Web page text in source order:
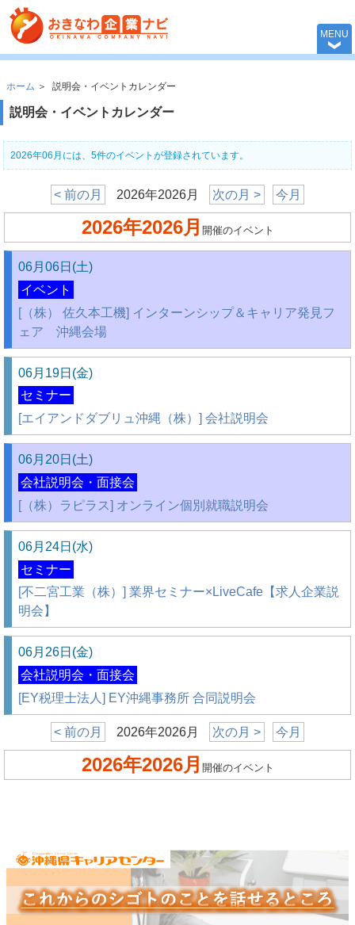
おきなわ企業
MENU
ホーム ＞ 説明会・イベントカレンダー
説明会・イベントカレンダー
2026年06月には、5件のイベントが登録されています。
< 前の月 2026年2026月 次の月 > 今月
2026年2026月 開催のイベント
06月06日(土)
イベント
[（株） 佐久本工機] インターンシップ＆キャリア発見フ
ェア 沖縄会場
06月19日(金)
セミナー
[エイアンドダブリュ沖縄（株）] 会社説明会
06月20日(土)
会社説明会・面接会
[（株）ラピラス] オンライン個別就職説明会
06月24日(水)
セミナー
[不二宮工業（株）] 業界セミナー×LiveCafe【求人企業説
明会】
06月26日(金)
会社説明会・面接会
[EY税理士法人] EY沖縄事務所 合同説明会
< 前の月 2026年2026月 次の月 > 今月
2026年2026月 開催のイベント